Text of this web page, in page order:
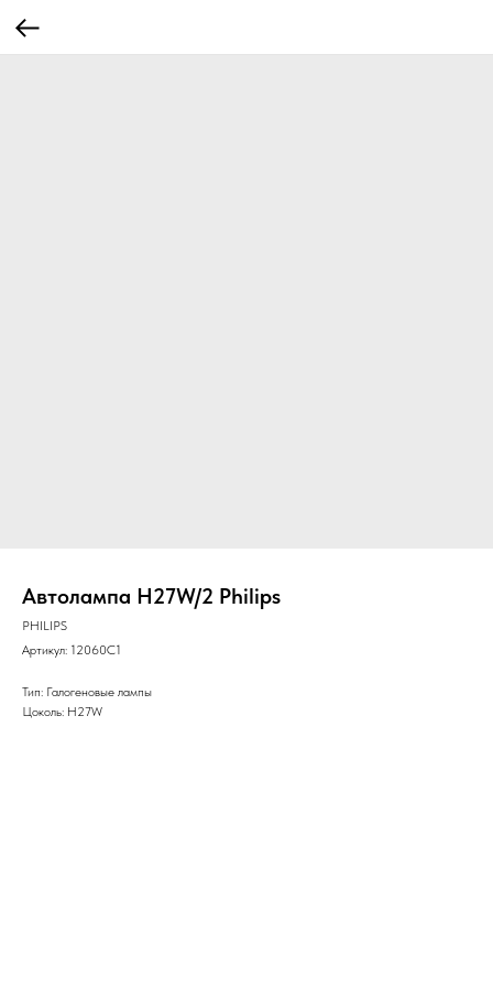
Автолампа H27W/2 Philips
PHILIPS
Артикул: 12060C1
Тип: Галогеновые лампы
Цоколь: H27W